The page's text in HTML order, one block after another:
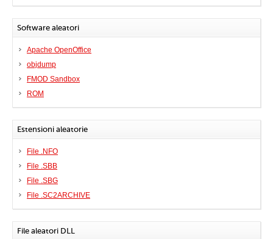
Software aleatori
Apache OpenOffice
objdump
FMOD Sandbox
ROM
Estensioni aleatorie
File .NFO
File .SBB
File .SBG
File .SC2ARCHIVE
File aleatori DLL